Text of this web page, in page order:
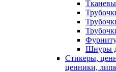
Шнуры
Стикеры,
ценники,